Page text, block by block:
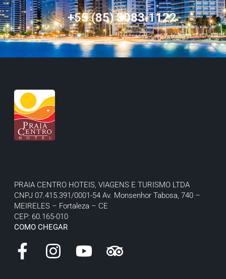
+55 (85) 3083.1122
PRAIA CENTRO HOTEIS, VIAGENS E TURISMO LTDA
CNPJ 07.415.391/0001-54 Av. Monsenhor Tabosa, 740 –
MEIRELES – Fortaleza – CE
CEP: 60.165-010
COMO CHEGAR